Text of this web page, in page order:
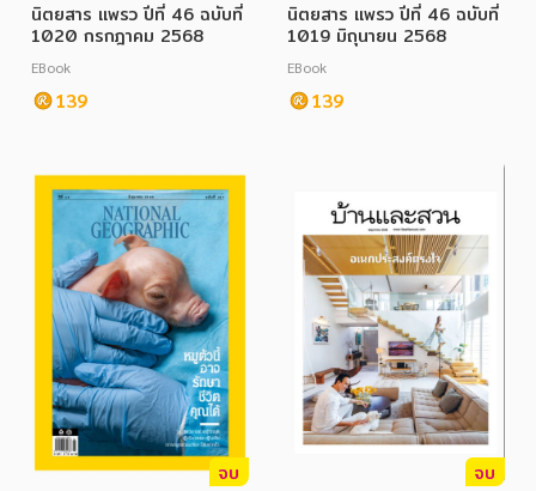
นิตยสาร แพรว ปีที่ 46 ฉบับที่
1020 กรกฎาคม 2568
EBook
139
นิตยสาร แพรว ปีที่ 46 ฉบับที่
1019 มิถุนายน 2568
EBook
139
จบ
จบ